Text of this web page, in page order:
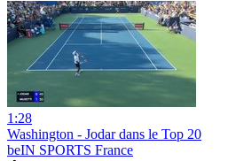
1:28
Washington - Jodar dans le Top 20
beIN SPORTS France